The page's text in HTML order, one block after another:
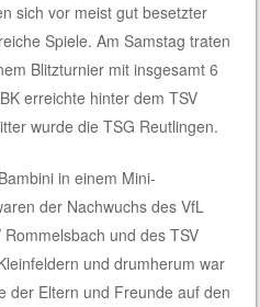
sich vor meist gut besetzter
Spiele. Am Samstag traten
Blitzturnier mit insgesamt 6
erreichte hinter dem TSV
wurde die TSG Reutlingen.
in einem Mini-
der Nachwuchs des VfL
und des TSV
und drumherum war
der Eltern und Freunde auf den